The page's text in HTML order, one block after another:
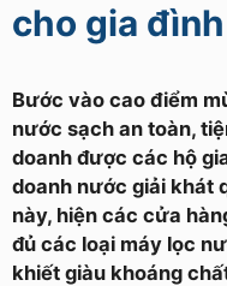
cho gia đình
Bước vào cao điểm
nước sạch an toàn,
doanh được các hộ
doanh nước giải khát
này, hiện các cửa
đủ các loại máy lọc
khiết giàu khoáng